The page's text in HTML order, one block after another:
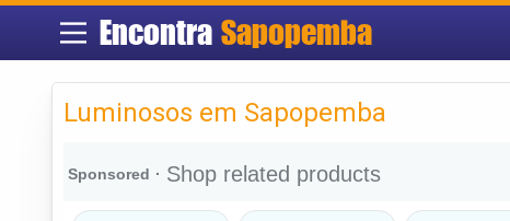
Encontra Sapopemba
Luminosos em Sapopemba